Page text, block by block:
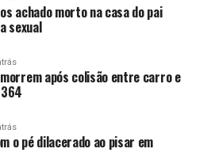
achado morto na casa do pai
sexual
após colisão entre carro e
o pé dilacerado ao pisar em